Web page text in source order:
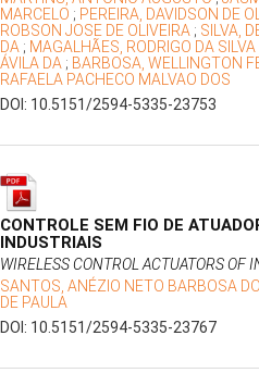
MARCELO ; PEREIRA, DAVIDSON DE
ROBSON JOSE DE OLIVEIRA ; SILVA,
DA ; MAGALHÃES, RODRIGO DA SILVA
ÁVILA DA ; BARBOSA, WELLINGTON
RAFAELA PACHECO MALVAO DOS
DOI: 10.5151/2594-5335-23753
CONTROLE SEM FIO DE
INDUSTRIAIS
WIRELESS CONTROL ACTUATORS OF
SANTOS, ANÉZIO NETO BARBOSA
DE PAULA
DOI: 10.5151/2594-5335-23767